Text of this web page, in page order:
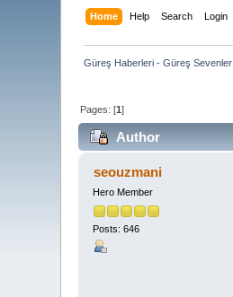
Home Help Search Login
Güreş Haberleri - Güreş
Pages: [1]
Author
seouzmani
Hero Member
Posts: 646